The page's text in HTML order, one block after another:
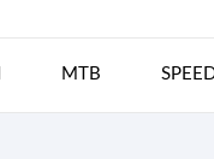
MTB